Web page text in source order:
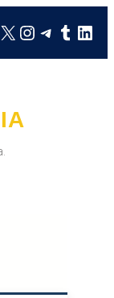
X Instagram